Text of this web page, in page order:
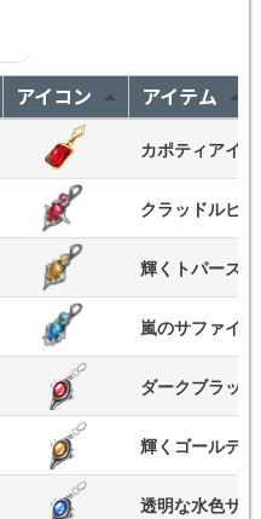
アイコン アイテム
カポティアイ
クラッドルビ
輝くトパーズ
嵐のサファイ
ダークブラッ
輝くゴールデ
透明な水色サ